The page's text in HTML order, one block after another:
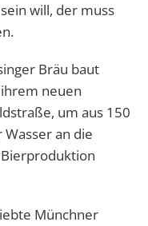
will, der muss
Bräu baut
neuen
um aus 150
an die
Münchner